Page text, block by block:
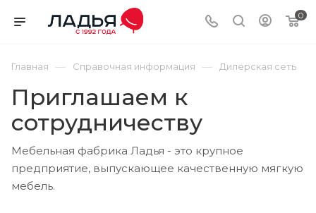
0
Главная — Справочная информация — Дилерская сеть
Приглашаем к
сотрудничеству
Мебельная фабрика Ладья - это крупное
предприятие, выпускающее качественную мягкую
мебель.